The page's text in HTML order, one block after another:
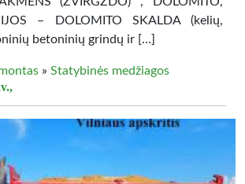
– DOLOMITO SKALDA (kelių,
betoninių grindų ir […]
» Statybinės medžiagos